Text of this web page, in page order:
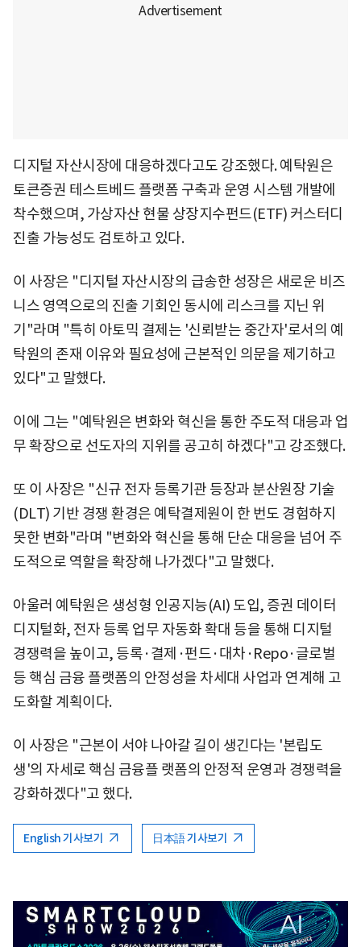
디지털 자산시장에 대응하겠다고도 강조했다. 예탁원은
토큰증권 테스트베드 플랫폼 구축과 운영 시스템 개발에
착수했으며, 가상자산 현물 상장지수펀드(ETF) 커스터디
진출 가능성도 검토하고 있다.
이 사장은 "디지털 자산시장의 급송한 성장은 새로운 비즈
니스 영역으로의 진출 기회인 동시에 리스크를 지닌 위
기"라며 "특히 아토믹 결제는 '신뢰받는 중간자'로서의 예
탁원의 존재 이유와 필요성에 근본적인 의문을 제기하고
있다"고 말했다.
이에 그는 "예탁원은 변화와 혁신을 통한 주도적 대응과 업
무 확장으로 선도자의 지위를 공고히 하겠다"고 강조했다.
또 이 사장은 "신규 전자 등록기관 등장과 분산원장 기술
(DLT) 기반 경쟁 환경은 예탁결제원이 한 번도 경험하지
못한 변화"라며 "변화와 혁신을 통해 단순 대응을 넘어 주
도적으로 역할을 확장해 나가겠다"고 말했다.
아울러 예탁원은 생성형 인공지능(AI) 도입, 증권 데이터
디지털화, 전자 등록 업무 자동화 확대 등을 통해 디지털
경쟁력을 높이고, 등록·결제·펀드·대차·Repo·글로벌
등 핵심 금융 플랫폼의 안정성을 차세대 사업과 연계해 고
도화할 계획이다.
이 사장은 "근본이 서야 나아갈 길이 생긴다는 '본립도
생'의 자세로 핵심 금융플 랫폼의 안정적 운영과 경쟁력을
강화하겠다"고 했다.
English 기사보기 日本語 기사보기